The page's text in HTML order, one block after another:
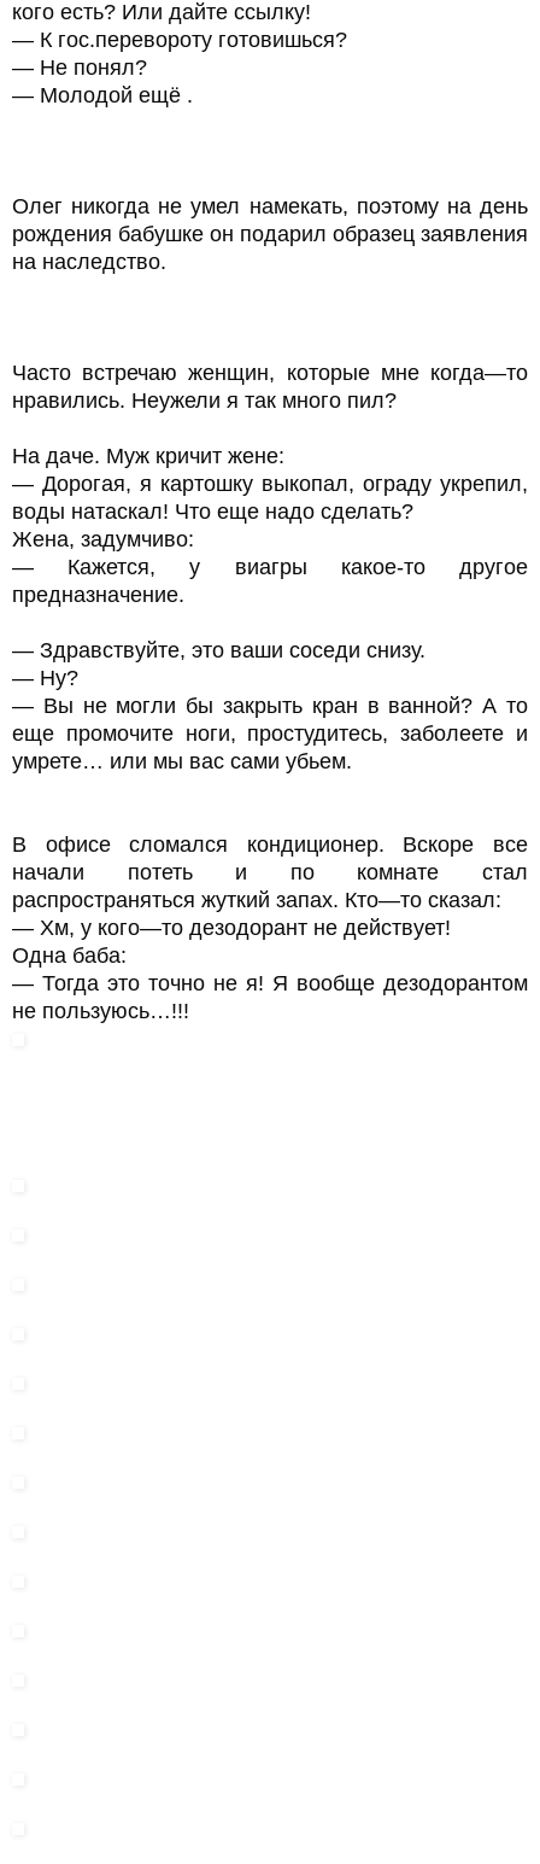
кого есть? Или дайте ссылку!
— К гос.перевороту готовишься?
— Не понял?
— Молодой ещё .
Олег никогда не умел намекать, поэтому на день
рождения бабушке он подарил образец заявления
на наследство.
Часто встречаю женщин, которые мне когда—то
нравились. Неужели я так много пил?
На даче. Муж кричит жене:
— Дорогая, я картошку выкопал, ограду укрепил,
воды натаскал! Что еще надо сделать?
Жена, задумчиво:
— Кажется, у виагры какое-то другое
предназначение.
— Здравствуйте, это ваши соседи снизу.
— Ну?
— Вы не могли бы закрыть кран в ванной? А то
еще промочите ноги, простудитесь, заболеете и
умрете… или мы вас сами убьем.
В офисе сломался кондиционер. Вскоре все
начали потеть и по комнате стал
распространяться жуткий запах. Кто—то сказал:
— Хм, у кого—то дезодорант не действует!
Одна баба:
— Тогда это точно не я! Я вообще дезодорантом
не пользуюсь…!!!